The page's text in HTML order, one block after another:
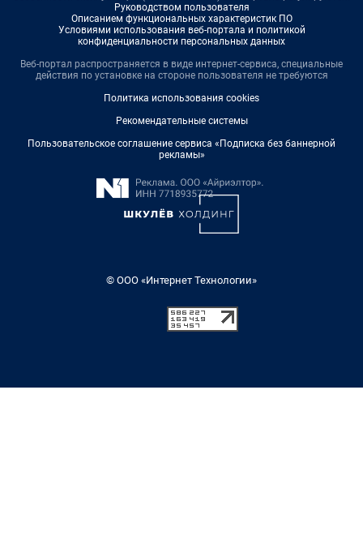
Руководством пользователя
Описанием функциональных характеристик ПО
Условиями использования веб-портала и политикой
конфиденциальности персональных данных
Веб-портал распространяется в виде интернет-сервиса, специальные
действия по установке на стороне пользователя не требуются
Политика использования cookies
Рекомендательные системы
Пользовательское соглашение сервиса «Подписка без баннерной
рекламы»
© ООО «Интернет Технологии»